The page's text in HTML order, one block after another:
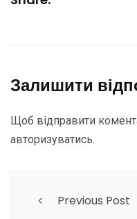
Залишити
Щоб відправити
авторизуватись.
Previous Post